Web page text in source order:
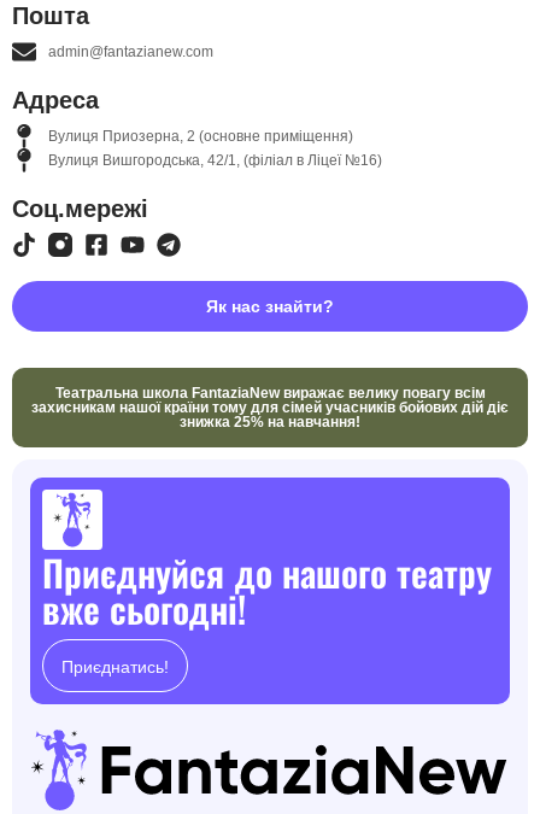
Пошта
admin@fantazianew.com
Адреса
Вулиця Приозерна, 2 (основне приміщення)
Вулиця Вишгородська, 42/1, (філіал в Ліцеї №16)
Соц.мережі
Як нас знайти?
Театральна школа FantaziaNew виражає велику повагу всім
захисникам нашої країни тому для сімей учасників бойових дій діє
знижка 25% на навчання!
Приєднуйся до нашого театру
вже сьогодні!
Приєднатись!